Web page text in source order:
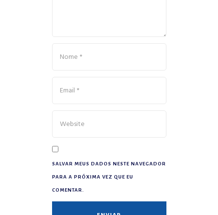
SALVAR MEUS DADOS NESTE NAVEGADOR
PARA A PRÓXIMA VEZ QUE EU
COMENTAR.